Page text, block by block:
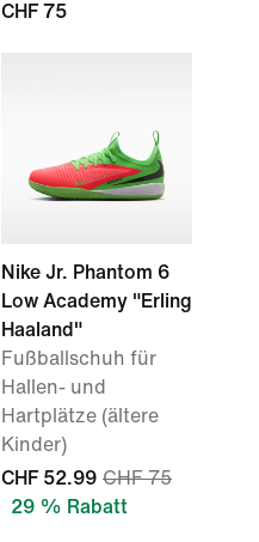
CHF 75
Nike Jr. Phantom 6
Low Academy "Erling
Haaland"
Fußballschuh für
Hallen- und
Hartplätze (ältere
Kinder)
CHF 52.99 CHF 75
29 % Rabatt